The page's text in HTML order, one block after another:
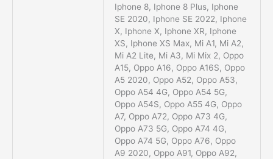
Iphone 8, Iphone 8 Plus, Iphone
SE 2020, Iphone SE 2022, Iphone
X, Iphone X, Iphone XR, Iphone
XS, Iphone XS Max, Mi A1, Mi A2,
Mi A2 Lite, Mi A3, Mi Mix 2, Oppo
A15, Oppo A16, Oppo A16S, Oppo
A5 2020, Oppo A52, Oppo A53,
Oppo A54 4G, Oppo A54 5G,
Oppo A54S, Oppo A55 4G, Oppo
A7, Oppo A72, Oppo A73 4G,
Oppo A73 5G, Oppo A74 4G,
Oppo A74 5G, Oppo A76, Oppo
A9 2020, Oppo A91, Oppo A92,